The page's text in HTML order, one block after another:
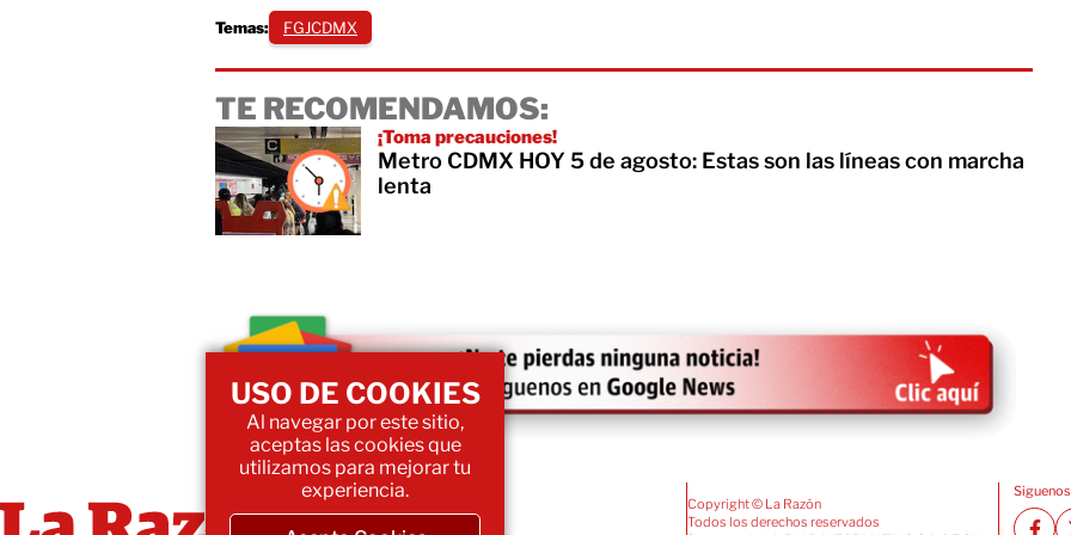
Temas: FGJCDMX
TE RECOMENDAMOS:
¡Toma precauciones!
Metro CDMX HOY 5 de agosto: Estas son las líneas con marcha
lenta
Copyright © La Razón
Todos los derechos reservados
USO DE COOKIES
Al navegar por este sitio,
aceptas las cookies que
utilizamos para mejorar tu
experiencia.